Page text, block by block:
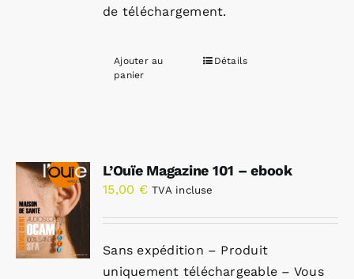
de téléchargement.
Ajouter au
panier
Détails
L’Ouïe Magazine 101 – ebook
15,00 € TVA incluse
Sans expédition – Produit
uniquement téléchargeable – Vous